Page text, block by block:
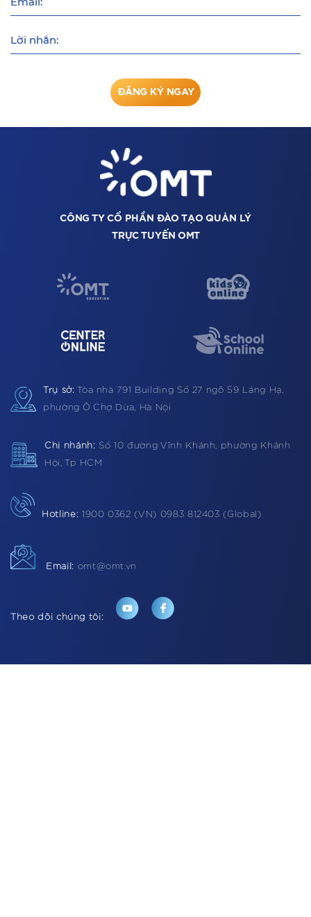
Lời nhắn:
ĐĂNG KÝ NGAY
CÔNG TY CỔ PHẦN ĐÀO TẠO QUẢN LÝ
TRỰC TUYẾN OMT
Trụ sở: Tòa nhà 791 Building Số 27 ngõ 59 Láng Hạ,
phường Ô Chợ Dừa, Hà Nội
Chi nhánh: Số 10 đường Vĩnh Khánh, phường Khánh
Hội, Tp HCM
Hotline: 1900 0362 (VN) 0983 812403 (Global)
Email: omt@omt.vn
Theo dõi chúng tôi: